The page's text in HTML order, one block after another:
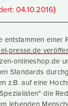
04.10.2016)
entstammen
presse.de
onlineshop.de
Standards
z.B. auf eine
die
lebenden